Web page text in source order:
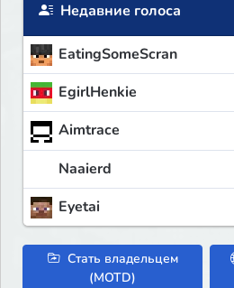
Недавние голоса
EatingSomeScran
EgirlHenkie
Aimtrace
Naaierd
Eyetai
Стать владельцем
(MOTD)